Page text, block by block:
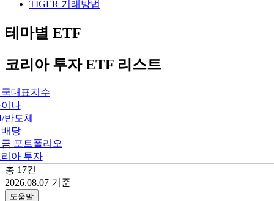
TIGER 거래방법
테마별 ETF
코리아 투자 ETF 리스트
대표지수
나
반도체
당
포트폴리오
아 투자
총 17건
2026.08.07 기준
도움말